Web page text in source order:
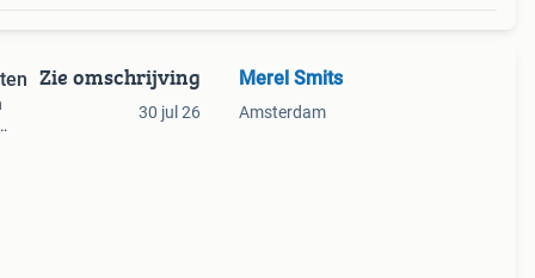
Zie omschrijving
30 jul 26
Merel Smits
Amsterdam